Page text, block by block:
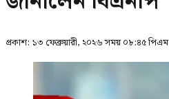
প্রকাশ: ১৩ ফেব্রুয়ারী, ২০২৬ সময় ০৮:৪৫ পিএম